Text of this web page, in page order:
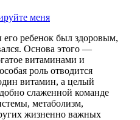
меня
ребенок был здоровым,
Основа этого —
витаминами и
роль отводится
витамин, а целый
слаженной команде
метаболизм,
жизненно важных